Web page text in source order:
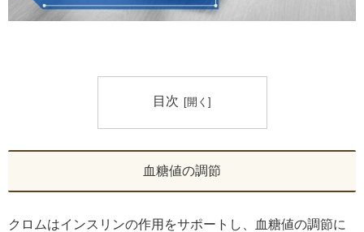
目次
血糖値の調節
クロムはインスリンの作用をサポートし、血糖値の調節に